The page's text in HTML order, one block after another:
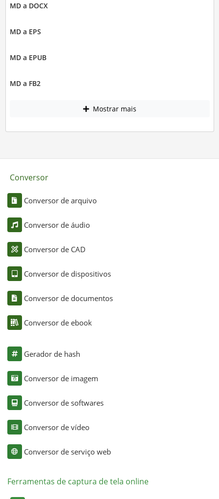
MD a DOCX
MD a EPS
MD a EPUB
MD a FB2
Mostrar mais
Conversor
Conversor de arquivo
Conversor de áudio
Conversor de CAD
Conversor de dispositivos
Conversor de documentos
Conversor de ebook
Gerador de hash
Conversor de imagem
Conversor de softwares
Conversor de vídeo
Conversor de serviço web
Ferramentas de captura de tela online